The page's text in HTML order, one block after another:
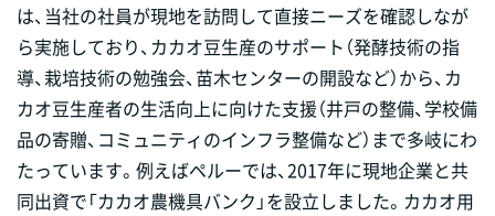
は、当社の社員が現地を訪問して直接ニーズを確認しなが
ら実施しており、カカオ豆生産のサポート（発酵技術の指
導、栽培技術の勉強会、苗木センターの開設など）から、カ
カオ豆生産者の生活向上に向けた支援（井戸の整備、学校備
品の寄贈、コミュニティのインフラ整備など）まで多岐にわ
たっています。例えばペルーでは、2017年に現地企業と共
同出資で「カカオ農機具バンク」を設立しました。カカオ用